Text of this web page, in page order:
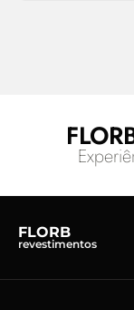
FLORB
revestimentos